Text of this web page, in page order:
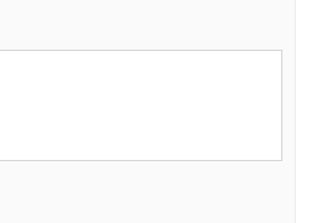
кипения такой смеси зависит от
компонентов и в процессе
в системе, либо анализировать